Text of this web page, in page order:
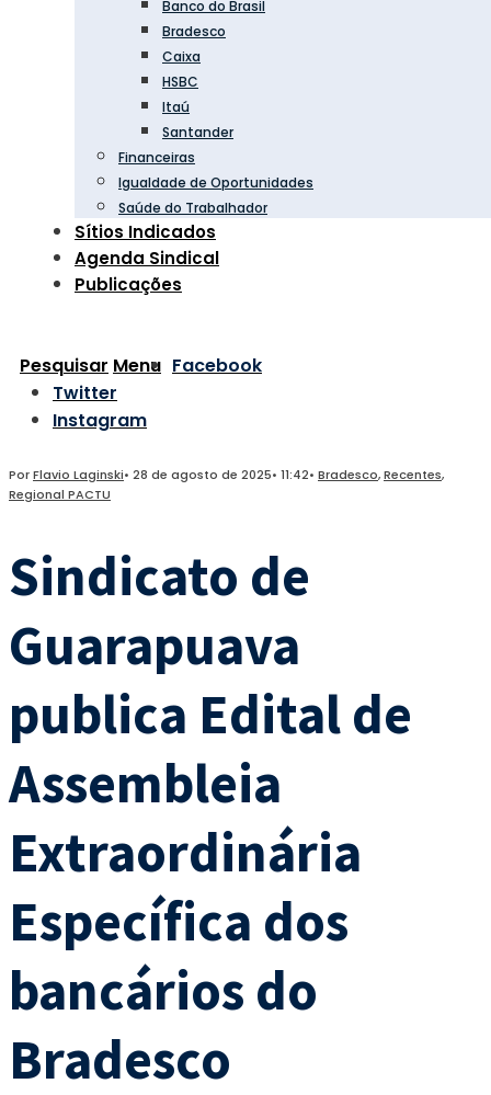
Banco do Brasil
Bradesco
Caixa
HSBC
Itaú
Santander
Financeiras
Igualdade de Oportunidades
Saúde do Trabalhador
Sítios Indicados
Agenda Sindical
Publicações
Pesquisar Menu Facebook
Twitter
Instagram
PorFlavio Laginski• 28 de agosto de 2025• 11:42• Bradesco,Recentes,
Regional PACTU
Sindicato de
Guarapuava
publica Edital de
Assembleia
Extraordinária
Específica dos
bancários do
Bradesco